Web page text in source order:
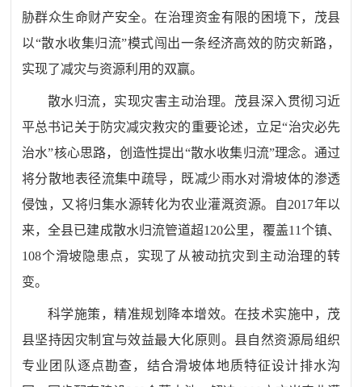
胁群众生命财产安全。在治理资金有限的困境下，茂县
以“散水收集归流”模式闯出一条经济高效的防灾新路，
实现了减灾与资源利用的双赢。
散水归流， 实现灾害主动治理。 茂县深入贯彻习近
平总书记关于防灾减灾救灾的重要论述，立足“治灾必先
治水”核心思路，创造性提出“散水收集归流”理念。通过
将分散地表径流集中疏导，既减少雨水对滑坡体的渗透
侵蚀，又将归集水源转化为农业灌溉资源。自2017年以
来，全县已建成散水归流管道超120公里，覆盖11个镇、
108个滑坡隐患点，实现了从被动抗灾到主动治理的转
变。
科学施策 ，精准规划降本增效。 在技术实施中，茂
县坚持因灾制宜与效益最大化原则。县自然资源局组织
专业团队逐点勘查，结合滑坡体地质特征设计排水沟